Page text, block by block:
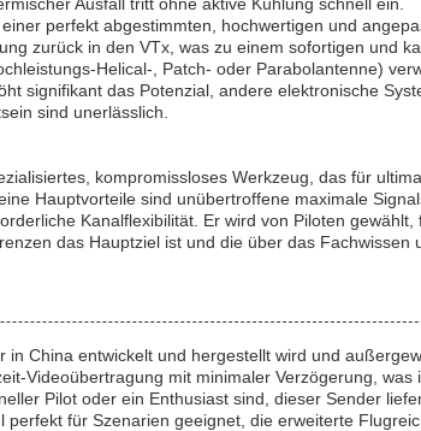
perfekt abgestimmten, hochwertigen und
zurück in den VTx, was zu einem sofortigen und
Helical-, Patch- oder Parabolantenne)
signifikant das Potenzial, andere elektronische
sind unerlässlich.
kompromissloses Werkzeug, das für
Hauptvorteile sind unübertroffene maximale
Kanalflexibilität. Er wird von Piloten
das Hauptziel ist und die über das
China entwickelt und hergestellt wird und
Videoübertragung mit minimaler Verzögerung,
Pilot oder ein Enthusiast sind, dieser Sender
für Szenarien geeignet, die erweiterte